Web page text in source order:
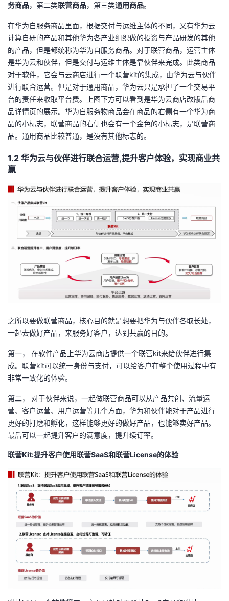
务商品，第二类联营商品，第三类通用商品。
在华为自服务商品里面，根据交付与运维主体的不同，又有华为云
计算自研的产品和其他华为各产业组织做的投资与产品研发的其他
的产品，但是都统称为华为自服务商品。对于联营商品，运营主体
是华为云和伙伴，但是交付与运维主体是靠伙伴来完成。此类商品
对于软件，它会与云商店进行一个联营kit的集成，由华为云与伙伴
进行联合运营。但是对于通用商品，华为云只是承担了一个交易平
台的责任来收取平台费。上图下方可以看到是华为云商店改版后商
品详情页的展示。华为自服务物商品会在商品的右侧有一个华为商
品的小标志，联营商品的右侧也会有一个金色的小标志，是联营商
品。通用商品比较普通，是没有其他标志的。
1.2 华为云与伙伴进行联合运营,提升客户体验，实现商业共
赢
之所以要做联营商品，核心目的就是想要把华为与伙伴各取长处，
一起去做好产品，来服务好客户，达到共赢的目的。
第一， 在软件产品上华为云商店提供一个联营kit来给伙伴进行集
成。联营kit可以统一身份与支付，可以给客户在整个使用过程中有
非常一致化的体验。
第二， 对于伙伴来说，一起做联营商品可以从产品共创、流量运
营、客户运营、用户运营等几个方面，华为和伙伴能对于产品进行
更好的打磨和孵化，这样能够更好的做好产品，也能够卖好产品。
最后可以一起提升客户的满意度，提升续订率。
联营Kit:提升客户使用联营SaaS和联营License的体验